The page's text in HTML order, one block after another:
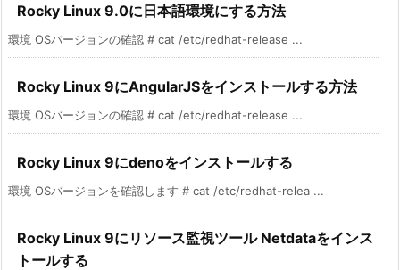
Rocky Linux 9.0に日本語環境にする方法
環境 OSバージョンの確認 # cat /etc/redhat-release ...
Rocky Linux 9にAngularJSをインストールする方法
環境 OSバージョンの確認 # cat /etc/redhat-release ...
Rocky Linux 9にdenoをインストールする
環境 OSバージョンを確認します # cat /etc/redhat-relea ...
Rocky Linux 9にリソース監視ツール Netdataをインス
トールする